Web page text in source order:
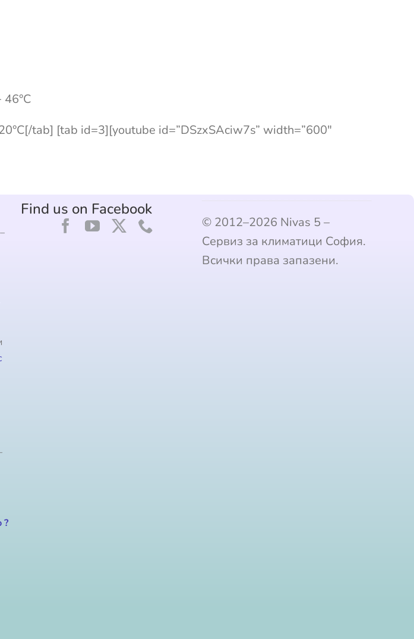
46°С
tab] [tab id=3][youtube id=”DSzxSAciw7s” width=”600″
–
?
Find us on Facebook
© 2012–2026 Nivas 5 –
Сервиз за климатици София.
Всички права запазени.